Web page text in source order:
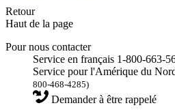
Retour
Haut de la page
Pour nous contacter
Service en français 1-800-663-
Service pour l'Amérique du
800-468-4285)
Demander à être rappelé